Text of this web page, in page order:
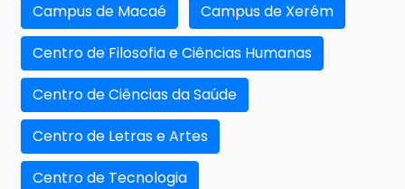
Campus de Macaé
Campus de Xerém
Centro de Filosofia e Ciências Humanas
Centro de Ciências da Saúde
Centro de Letras e Artes
Centro de Tecnologia